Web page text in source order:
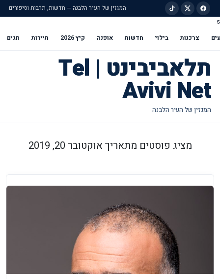
המגזין של העיר הלבנה — חדשות, תרבות וסיפורים
s
צרכנות בילוי חדשות אופנה קיץ 2026 תיירות חגים
תלאביבינט | Tel
Avivi Net
מציג פוסטים מתאריך אוקטובר 20, 2019